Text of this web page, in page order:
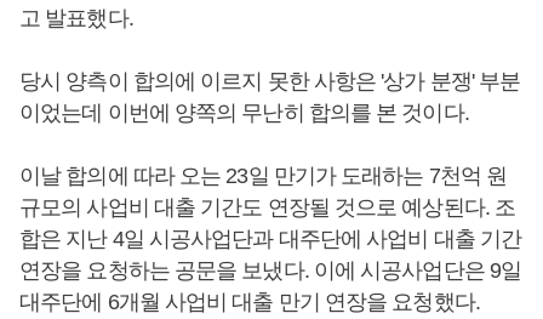
고 발표했다.
당시 양측이 합의에 이르지 못한 사항은 '상가 분쟁' 부분
이었는데 이번에 양쪽의 무난히 합의를 본 것이다.
이날 합의에 따라 오는 23일 만기가 도래하는 7천억 원
규모의 사업비 대출 기간도 연장될 것으로 예상된다. 조
합은 지난 4일 시공사업단과 대주단에 사업비 대출 기간
연장을 요청하는 공문을 보냈다. 이에 시공사업단은 9일
대주단에 6개월 사업비 대출 만기 연장을 요청했다.